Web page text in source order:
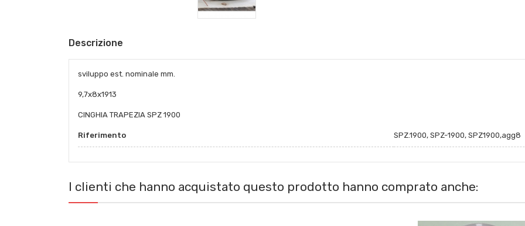
Descrizione
sviluppo est. nominale mm.
9,7x8x1913
CINGHIA TRAPEZIA SPZ 1900
Riferimento SPZ.1900, SPZ-1900, SPZ1900,agg8
I clienti che hanno acquistato questo prodotto hanno comprato anche: